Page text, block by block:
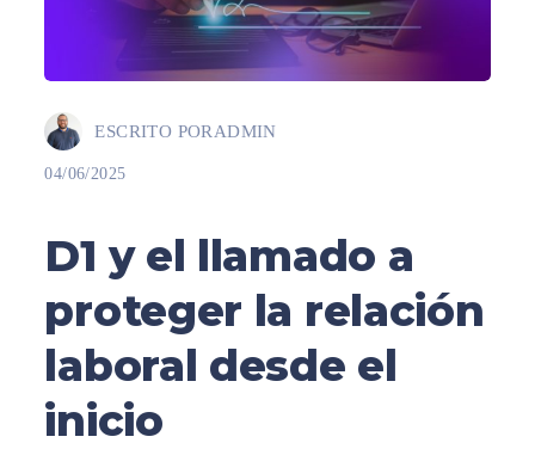
ESCRITO PORADMIN
04/06/2025
D1 y el llamado a
proteger la relación
laboral desde el
inicio